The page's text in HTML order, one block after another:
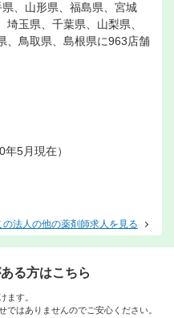
、山形県、福島県、宮城
玉県、千葉県、山梨県、
、鳥取県、島根県に963店舗
5月現在）
の法人の他の薬剤師求人を見る
る方はこちら
ます。
はありませんのでご安心ください。